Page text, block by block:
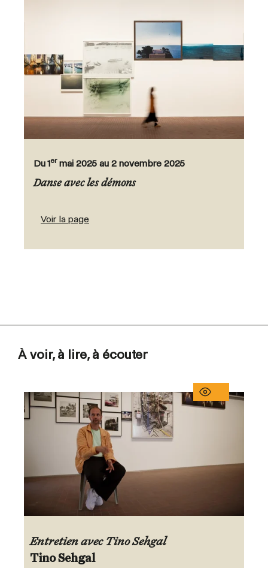
Danse avec les démons
Du 1ermai 2025 au 2 novembre 2025
Voir la page
À voir, à lire, à écouter
Entretien avec Tino Sehgal
Tino Sehgal